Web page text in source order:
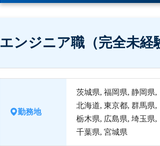
エンジニア職（完全未経
勤務地
茨城県, 福岡県, 静岡県,
北海道, 東京都, 群馬県,
栃木県, 広島県, 埼玉県,
千葉県, 宮城県